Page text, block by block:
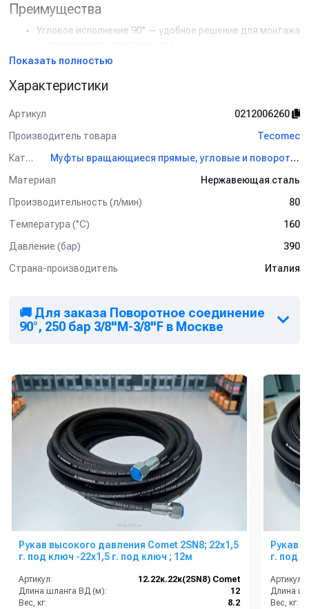
Преимущества
Угловое исполнение 90° — удобное решение для монтажа
Поворот на 360° предотвращает скручивание шлангов и
Выдерживает давление до 280 бар — подходит для
Температурная стойкость до 160°C позволяет
Прочная и герметичная конструкция гарантирует
долговечность и безопасность эксплуатации.
Поворотное соединение 90°, 3/8"M–3/8"F — надёжный
элемент для долговечной и безопасной работы систем
высокого давления!
Показать полностью
Характеристики
Артикул
0212006260
Производитель товара
Tecomec
Категория
Муфты вращающиеся прямые, угловые и поворотные соединения для консолей Tecomec
Материал
Нержавеющая сталь
Производительность (л/мин)
80
Температура (°C)
160
Давление (бар)
390
Страна-производитель
Италия
🚚 Для заказа Поворотное соединение
90°, 250 бар 3/8"M-3/8"F в Москве
Рукав высокого давления Comet 2SN8; 22х1,5
г. под ключ -22х1,5 г. под ключ ; 12м
Артикул:
12.22к.22к(2SN8) Comet
Длина шланга ВД (м):
12
Вес, кг:
8.2
Рукав
г. под
Артикул:
Длина
Вес, кг: